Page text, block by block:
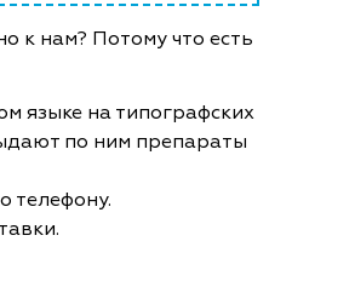
к нам? Потому что есть
языке на типографских
по ним препараты
телефону.